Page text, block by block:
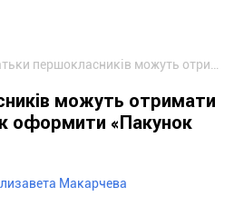
можуть отримати
оформити «Пакунок
Макарчева